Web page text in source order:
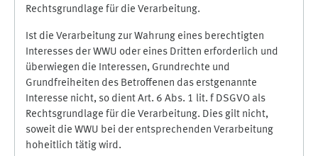
Rechtsgrundlage für die Verarbeitung.
Ist die Verarbeitung zur Wahrung eines berechtigten
Interesses der WWU oder eines Dritten erforderlich und
überwiegen die Interessen, Grundrechte und
Grundfreiheiten des Betroffenen das erstgenannte
Interesse nicht, so dient Art. 6 Abs. 1 lit. f DSGVO als
Rechtsgrundlage für die Verarbeitung. Dies gilt nicht,
soweit die WWU bei der entsprechenden Verarbeitung
hoheitlich tätig wird.